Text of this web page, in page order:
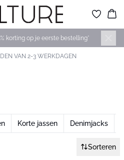
korting op je eerste bestelling*
VAN 2-3 WERKDAGEN
Korte jassen Denimjacks
Sorteren